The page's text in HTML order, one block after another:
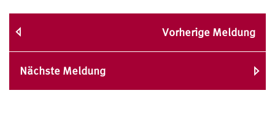
Vorherige Meldung
Nächste Meldung